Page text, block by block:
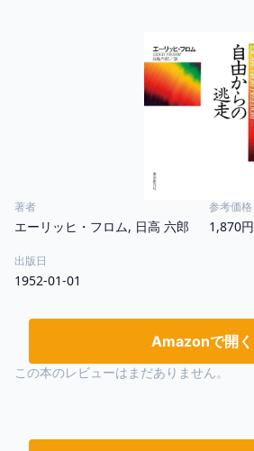
著者
エーリッヒ・フロム, 日高 六郎
参考価格
1,870円
出版日
1952-01-01
Amazonで開く
この本のレビューはまだありません。